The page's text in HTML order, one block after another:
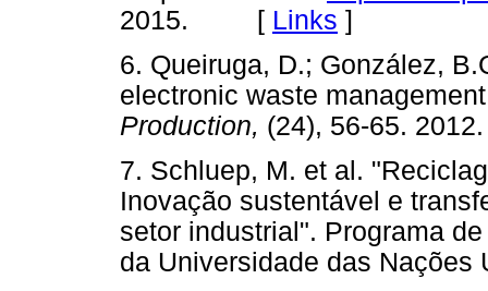
2015. [ Links ]
6. Queiruga, D.; González,
electronic waste
Production, (24), 56-65.
7. Schluep, M. et al.
Inovação sustentável e
setor industrial". Programa
da Universidade das